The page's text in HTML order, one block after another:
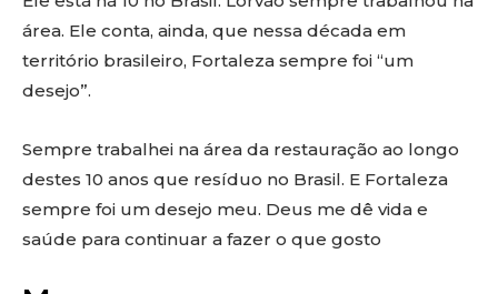
área. Ele conta, ainda, que nessa década em
território brasileiro, Fortaleza sempre foi “um
desejo”.
Sempre trabalhei na área da restauração ao longo
destes 10 anos que resíduo no Brasil. E Fortaleza
sempre foi um desejo meu. Deus me dê vida e
saúde para continuar a fazer o que gosto